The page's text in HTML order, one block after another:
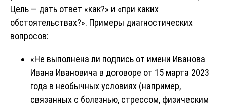
Цель — дать ответ «как?» и «при каких
обстоятельствах?». Примеры диагностических
вопросов:
«Не выполнена ли подпись от имени Иванова
Ивана Ивановича в договоре от 15 марта 2023
года в необычных условиях (например,
связанных с болезнью, стрессом, физическим